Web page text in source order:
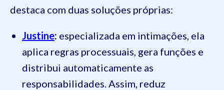
destaca com duas soluções próprias:
Justine: especializada em intimações, ela
aplica regras processuais, gera funções e
distribui automaticamente as
responsabilidades. Assim, reduz